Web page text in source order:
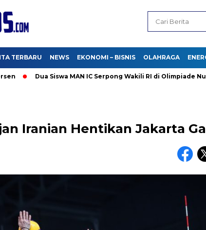
TERBARU NEWS EKONOMI – BISNIS OLAHRAGA
Dua Siswa MAN IC Serpong Wakili RI di Olimpiade Nuklir
Iranian Hentikan Jakarta